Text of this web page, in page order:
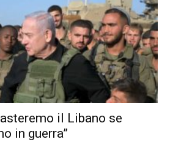
il Libano se
in guerra”